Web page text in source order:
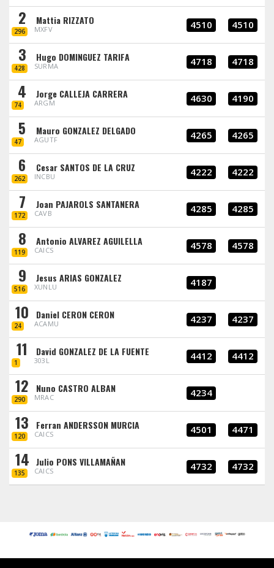
2
296
Mattia RIZZATO
MXFV 4510 4510
3
428
Hugo DOMINGUEZ TARIFA
SURMA 4718 4718
4
74
Jorge CALLEJA CARRERA
ARGM 4630 4190
5
47
Mauro GONZALEZ DELGADO
AGUTF 4265 4265
6
262
Cesar SANTOS DE LA CRUZ
INCBU 4222 4222
7
172
Joan PAJAROLS SANTANERA
CAVB 4285 4285
8
119
Antonio ALVAREZ AGUILELLA
CAICS 4578 4578
9
516
Jesus ARIAS GONZALEZ
XUNLU 4187
10
24
Daniel CERON CERON
ACAMU 4237 4237
11
1
David GONZALEZ DE LA FUENTE
303L 4412 4412
12
290
Nuno CASTRO ALBAN
MRAC 4234
13
120
Ferran ANDERSSON MURCIA
CAICS 4501 4471
14
135
Julio PONS VILLAMAÑAN
CAICS 4732 4732